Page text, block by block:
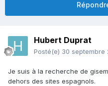
Hubert Duprat
Posté(e) 30 septembre
Je suis à la recherche de
dehors des sites espagnols.